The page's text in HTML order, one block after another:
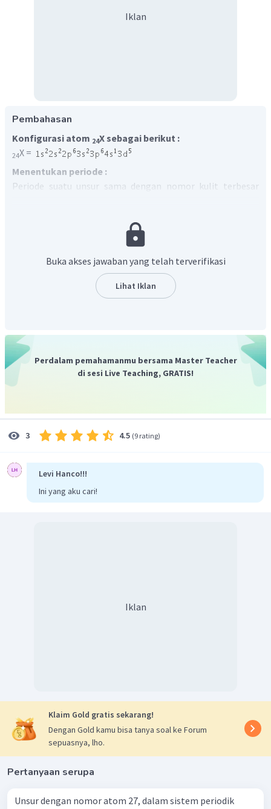
Iklan
Pembahasan
Konfigurasi atom 24X sebagai berikut :
24X =
Menentukan periode :
Periode suatu unsur sama dengan nomor kulit terbesar
Unsur X berakhir pada subkulit d sehingga ada di golongan
B dan jumlah elektron pada sub kulit terakhir 4s 3d
adalah 6. Jadi unsur berada digolongan VIB.
Jadi, jawaban benar adalah C.
Buka akses jawaban yang telah terverifikasi
Lihat Iklan
Perdalam pemahamanmu bersama Master Teacher
di sesi Live Teaching, GRATIS!
3 4.5 (9 rating)
Levi Hanco!!!
Ini yang aku cari!
Iklan
Klaim Gold gratis sekarang!
Dengan Gold kamu bisa tanya soal ke Forum
sepuasnya, lho.
Pertanyaan serupa
Unsur dengan nomor atom 27, dalam sistem periodik